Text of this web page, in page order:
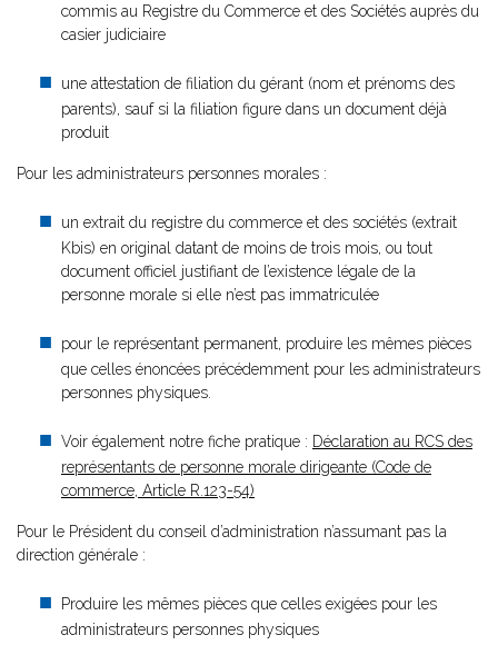
commis au Registre du Commerce et des Sociétés auprès du
casier judiciaire
une attestation de filiation du gérant (nom et prénoms des
parents), sauf si la filiation figure dans un document déjà
produit
Pour les administrateurs personnes morales :
un extrait du registre du commerce et des sociétés (extrait
Kbis) en original datant de moins de trois mois, ou tout
document officiel justifiant de l’existence légale de la
personne morale si elle n’est pas immatriculée
pour le représentant permanent, produire les mêmes pièces
que celles énoncées précédemment pour les administrateurs
personnes physiques.
Voir également notre fiche pratique : Déclaration au RCS des
représentants de personne morale dirigeante (Code de
commerce, Article R.123-54)
Pour le Président du conseil d’administration n’assumant pas la
direction générale :
Produire les mêmes pièces que celles exigées pour les
administrateurs personnes physiques